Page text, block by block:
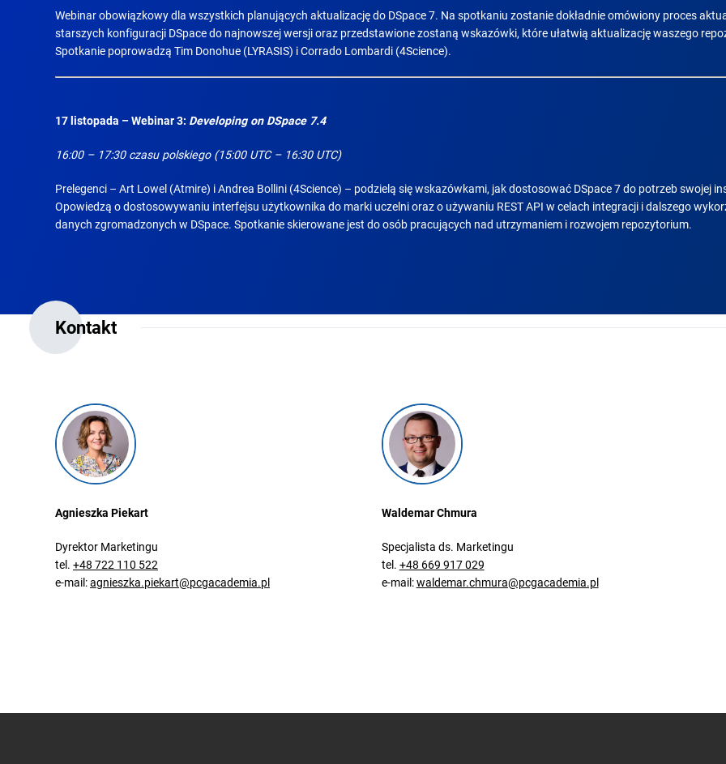
Webinar obowiązkowy dla wszystkich planujących aktualizację do DSpace 7. Na spotkaniu zostanie dokładnie omówiony proces
starszych konfiguracji DSpace do najnowszej wersji oraz przedstawione zostaną wskazówki, które ułatwią aktualizację waszego
Spotkanie poprowadzą Tim Donohue (LYRASIS) i Corrado Lombardi (4Science).
17 listopada – Webinar 3: Developing on DSpace 7.4
16:00 – 17:30 czasu polskiego (15:00 UTC – 16:30 UTC)
Prelegenci – Art Lowel (Atmire) i Andrea Bollini (4Science) – podzielą się wskazówkami, jak dostosować DSpace 7 do potrzeb swojej
Opowiedzą o dostosowywaniu interfejsu użytkownika do marki uczelni oraz o używaniu REST API w celach integracji i dalszego
danych zgromadzonych w DSpace. Spotkanie skierowane jest do osób pracujących nad utrzymaniem i rozwojem repozytorium.
Kontakt
Agnieszka Piekart
Dyrektor Marketingu
tel. +48 722 110 522
e-mail:agnieszka.piekart@pcgacademia.pl
Waldemar Chmura
Specjalista ds. Marketingu
tel. +48 669 917 029
e-mail:waldemar.chmura@pcgacademia.pl